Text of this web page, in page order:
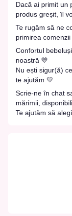
Dacă ai primit un
produs greșit, îl
Te rugăm să ne
primirea
Confortul
noastră 💛
Nu ești sigur(ă)
te ajutăm 💛
Scrie-ne în chat
mărimii,
Te ajutăm să